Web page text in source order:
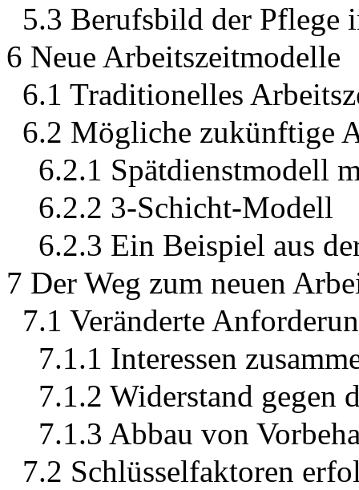
5.3 Berufsbild der Pflege
6 Neue Arbeitszeitmodelle
6.1 Traditionelles
6.2 Mögliche zukünftige
6.2.1 Spätdienstmodell
6.2.2 3-Schicht-Modell
6.2.3 Ein Beispiel aus
7 Der Weg zum neuen
7.1 Veränderte
7.1.1 Interessen
7.1.2 Widerstand gegen
7.1.3 Abbau von
7.2 Schlüsselfaktoren